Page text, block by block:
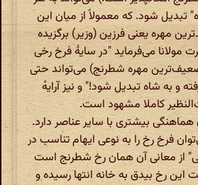
تبدیل شود. که معمولاً از میان این
مهره یعنی فرزین (وزیر) برگزیده
مولانا می‌فرماید "در سایهٔ فرخ رخی
مهره شطرنج) می‌تواند حتی
رفته و به شاه تبدیل شود!" و نیز آرایه‌ٔ
کاملا مشهود است.
هماهنگی بیشتری با سایر عناصر دارد.
فرخ رخ را به نوعی ایهام تناسب در
از معانی آن همان رخ شطرنج است
این رخ بیدق به خانه انتها رسیده و